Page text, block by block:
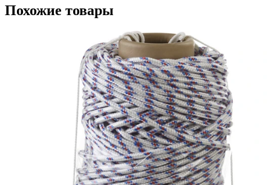
Похожие товары